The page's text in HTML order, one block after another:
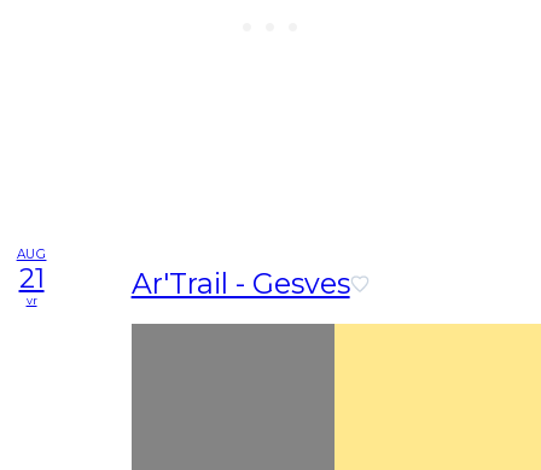
AUG
21
vr Ar'Trail - Gesves